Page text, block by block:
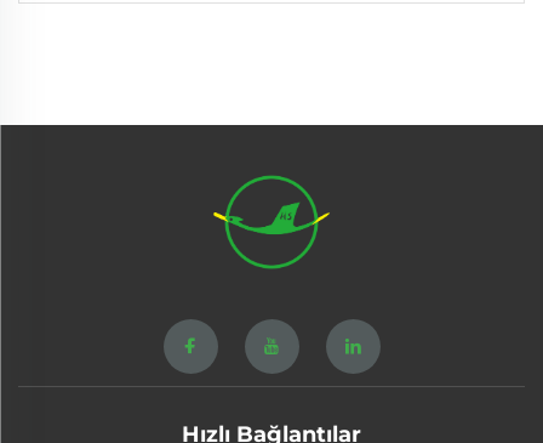
Hızlı Bağlantılar